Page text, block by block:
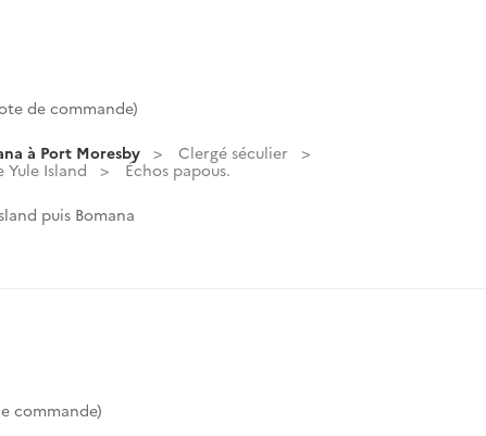
de commande)
à Port Moresby
Clergé séculier
Island
Échos papous.
puis Bomana
commande)